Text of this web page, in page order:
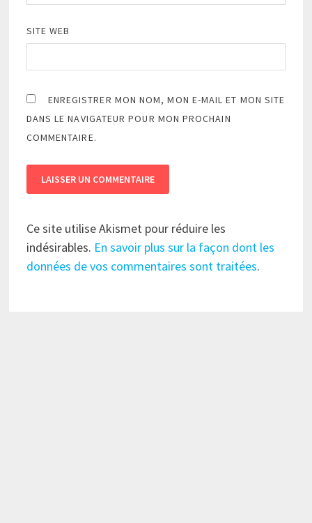
SITE WEB
ENREGISTRER MON NOM, MON E-MAIL ET MON SITE
DANS LE NAVIGATEUR POUR MON PROCHAIN
COMMENTAIRE.
Ce site utilise Akismet pour réduire les
indésirables. En savoir plus sur la façon dont les
données de vos commentaires sont traitées.